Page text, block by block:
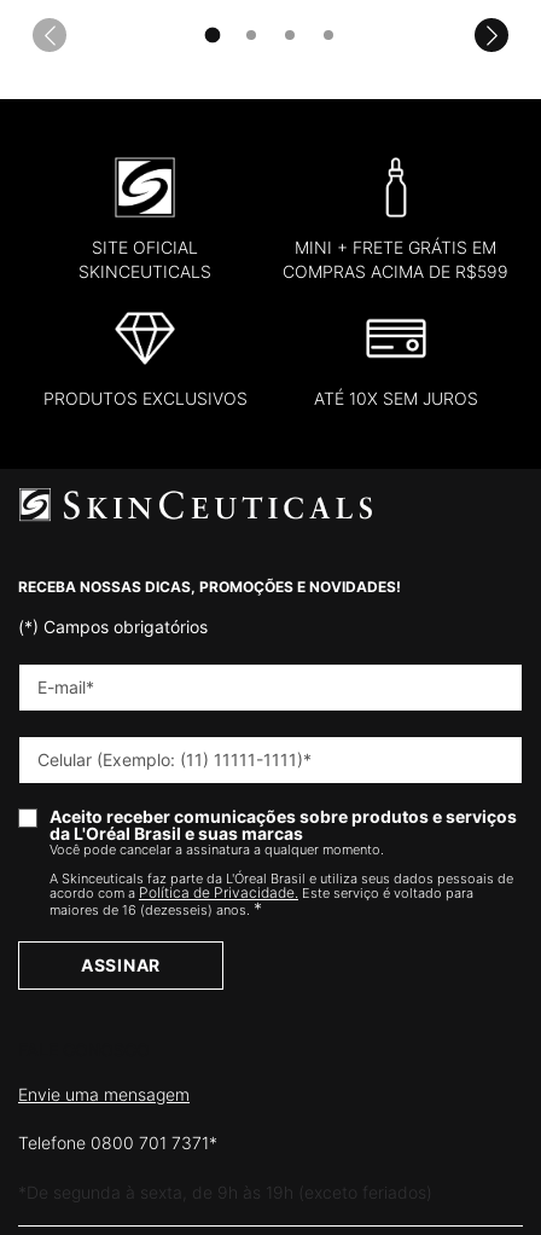
SITE OFICIAL
SKINCEUTICALS
MINI + FRETE GRÁTIS EM
COMPRAS ACIMA DE R$599
PRODUTOS EXCLUSIVOS ATÉ 10X SEM JUROS
RECEBA NOSSAS DICAS, PROMOÇÕES E NOVIDADES!
(*) Campos obrigatórios
E-mail*
Celular (Exemplo: (11) 11111-1111)*
Aceito receber comunicações sobre produtos e serviços
da L'Oréal Brasil e suas marcas
Você pode cancelar a assinatura a qualquer momento.​
A Skinceuticals faz parte da L'Óreal Brasil e utiliza seus dados pessoais de
acordo com a Política de Privacidade. Este serviço é voltado para
maiores de 16 (dezesseis) anos. *
ASSINAR
Envie uma mensagem
Telefone 0800 701 7371*
*De segunda à sexta, de 9h às 19h (exceto feriados)